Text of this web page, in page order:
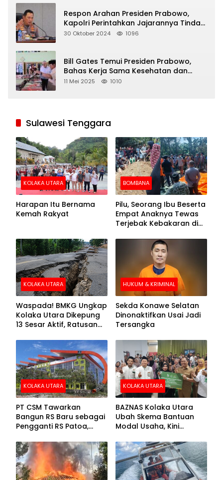
Respon Arahan Presiden Prabowo,
Kapolri Perintahkan Jajarannya Tindak
Tegas Pelaku Judi Online
30 Oktober 2024 1096
Bill Gates Temui Presiden Prabowo,
Bahas Kerja Sama Kesehatan dan
Program Makan Bergizi Gratis
11 Mei 2025 1010
Sulawesi Tenggara
KOLAKA UTARA
Harapan Itu Bernama
Kemah Rakyat
BOMBANA
Pilu, Seorang Ibu Beserta
Empat Anaknya Tewas
Terjebak Kebakaran di
KOLAKA UTARA
Waspada! BMKG Ungkap
Kolaka Utara Dikepung
13 Sesar Aktif, Ratusan
HUKUM & KRIMINAL
Sekda Konawe Selatan
Dinonaktifkan Usai Jadi
Tersangka
KOLAKA UTARA
PT CSM Tawarkan
Bangun RS Baru sebagai
Pengganti RS Patoa,
Kolut
KOLAKA UTARA
BAZNAS Kolaka Utara
Ubah Skema Bantuan
Modal Usaha, Kini
Barang Senilai Rp419,5
Juta